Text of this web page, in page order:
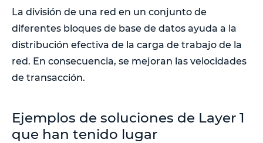
La división de una red en un conjunto de
diferentes bloques de base de datos ayuda a la
distribución efectiva de la carga de trabajo de la
red. En consecuencia, se mejoran las velocidades
de transacción.
Ejemplos de soluciones de Layer 1
que han tenido lugar